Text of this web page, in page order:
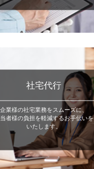
社宅代行
企業様の社宅業務をスムーズに、
者様の負担を軽減するお手伝いを
いたします。